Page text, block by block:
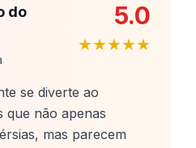
do
5.0
★★★★★
se diverte ao
não apenas
mas parecem